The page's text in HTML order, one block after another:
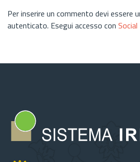
Per inserire un commento devi essere
autenticato. Esegui accesso con